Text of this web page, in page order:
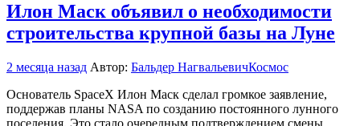
Илон Маск объявил о необходимости
строительства крупной базы на Луне
2 месяца назад Автор: Бальдер НагвальевичКосмос
Основатель SpaceX Илон Маск сделал громкое заявление,
поддержав планы NASA по созданию постоянного лунного
поселения. Это стало очередным подтверждением смены